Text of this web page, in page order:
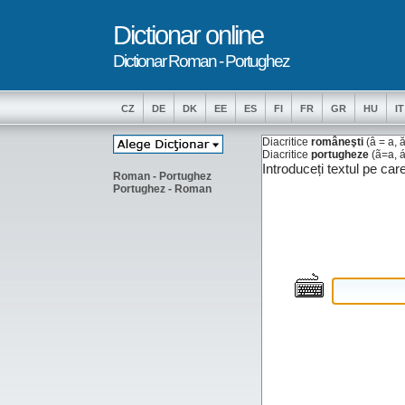
Dictionar online
Dictionar Roman - Portughez
CZ DE DK EE ES FI FR GR HU IT
Roman - Portughez
Portughez - Roman
Diacritice româneşti (â = a,
Diacritice portugheze (ã=a,
Introduceți textul pe